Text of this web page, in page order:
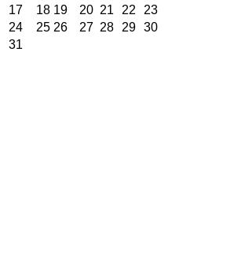
17
18 19 20 21 22
23
24
25 26 27 28 29 30
31